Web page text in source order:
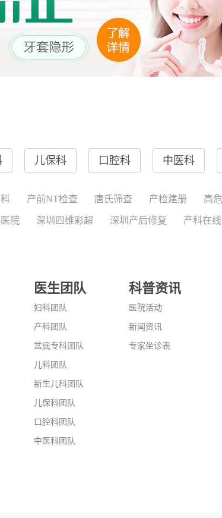
儿保科 口腔科 中医科
产前NT检查 唐氏筛查 产检建册 高
院 深圳四维彩超 深圳产后修复 产科在
医生团队
妇科团队
产科团队
盆底专科团队
儿科团队
新生儿科团队
儿保科团队
口腔科团队
中医科团队
科普资讯
医院活动
新闻资讯
专家坐诊表